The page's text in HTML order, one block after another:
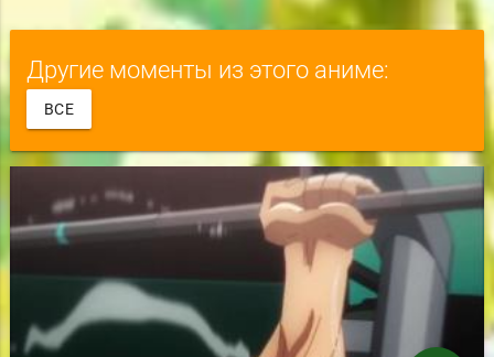
Другие моменты из этого аниме:
ВСЕ